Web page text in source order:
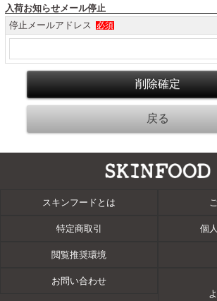
入荷お知らせメール停止
停止メールアドレス
必須
スキンフードとは
特定商取引 個
閲覧推奨環境
お問い合わせ